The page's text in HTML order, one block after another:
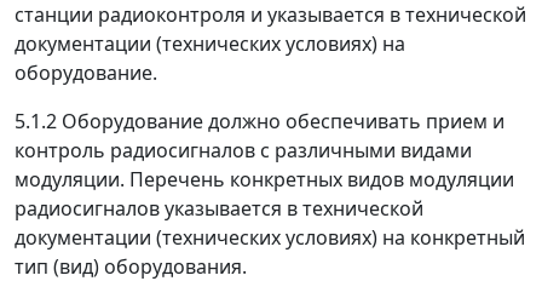
станции радиоконтроля и указывается в технической
документации (технических условиях) на
оборудование.
5.1.2 Оборудование должно обеспечивать прием и
контроль радиосигналов с различными видами
модуляции. Перечень конкретных видов модуляции
радиосигналов указывается в технической
документации (технических условиях) на конкретный
тип (вид) оборудования.